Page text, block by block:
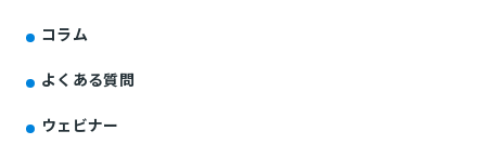
コラム
よくある質問
ウェビナー